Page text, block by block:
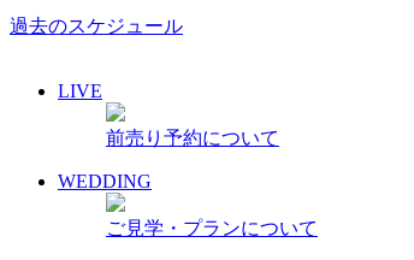
過去のスケジュール
LIVE
前売り予約について
WEDDING
ご見学・プランについて